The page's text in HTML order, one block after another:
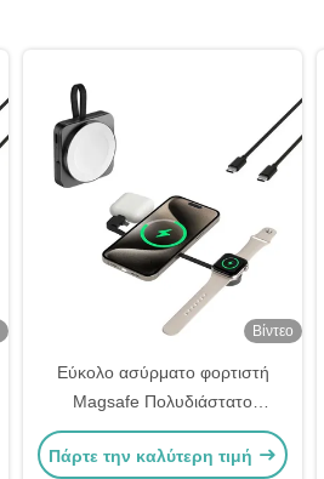
Βίντεο
Εύκολο ασύρματο φορτιστή
Magsafe Πολυδιάστατο
φορτιστή Magsafe 3 σε 1
Πάρτε την καλύτερη τιμή